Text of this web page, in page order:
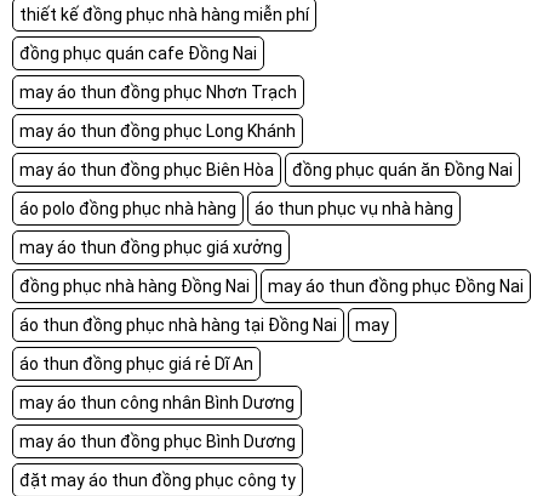
thiết kế đồng phục nhà hàng miễn phí
đồng phục quán cafe Đồng Nai
may áo thun đồng phục Nhơn Trạch
may áo thun đồng phục Long Khánh
may áo thun đồng phục Biên Hòa
đồng phục quán ăn Đồng Nai
áo polo đồng phục nhà hàng
áo thun phục vụ nhà hàng
may áo thun đồng phục giá xưởng
đồng phục nhà hàng Đồng Nai
may áo thun đồng phục Đồng Nai
áo thun đồng phục nhà hàng tại Đồng Nai
may
áo thun đồng phục giá rẻ Dĩ An
may áo thun công nhân Bình Dương
may áo thun đồng phục Bình Dương
đặt may áo thun đồng phục công ty